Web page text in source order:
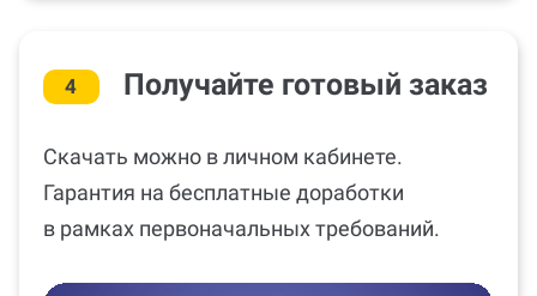
4 Получайте готовый заказ
Скачать можно в личном кабинете.
Гарантия на бесплатные доработки
в рамках первоначальных требований.